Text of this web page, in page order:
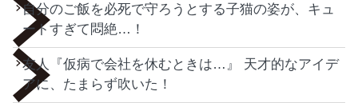
自分のご飯を必死で守ろうとする子猫の姿が、キュ
ートすぎて悶絶…！
友人『仮病で会社を休むときは…』 天才的なアイデ
アに、たまらず吹いた！